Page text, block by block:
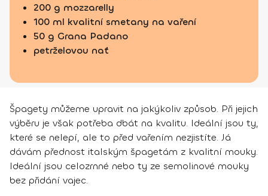
200 g mozzarelly
100 ml kvalitní smetany na vaření
50 g Grana Padano
petrželovou nať
Špagety můžeme upravit na jakýkoliv způsob. Při jejich
výběru je však potřeba dbát na kvalitu. Ideální jsou ty,
které se nelepí, ale to před vařením nezjistíte. Já
dávám přednost italským špagetám z kvalitní mouky.
Ideální jsou celozrnné nebo ty ze semolinové mouky
bez přidání vajec.